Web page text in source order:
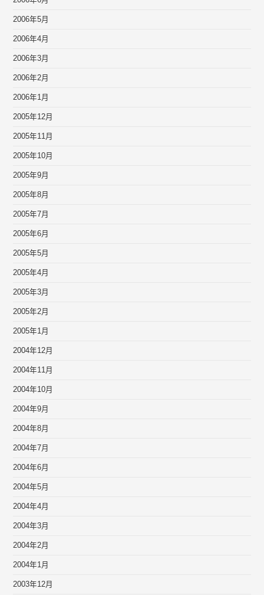
2006年5月
2006年4月
2006年3月
2006年2月
2006年1月
2005年12月
2005年11月
2005年10月
2005年9月
2005年8月
2005年7月
2005年6月
2005年5月
2005年4月
2005年3月
2005年2月
2005年1月
2004年12月
2004年11月
2004年10月
2004年9月
2004年8月
2004年7月
2004年6月
2004年5月
2004年4月
2004年3月
2004年2月
2004年1月
2003年12月